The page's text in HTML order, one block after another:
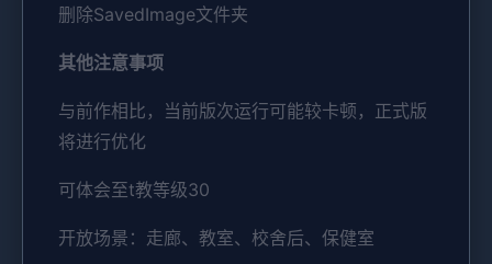
删除SavedImage文件夹
其他注意事项
与前作相比，当前版次运行可能较卡顿，正式版
将进行优化
可体会至t教等级30
开放场景：走廊、教室、校舍后、保健室